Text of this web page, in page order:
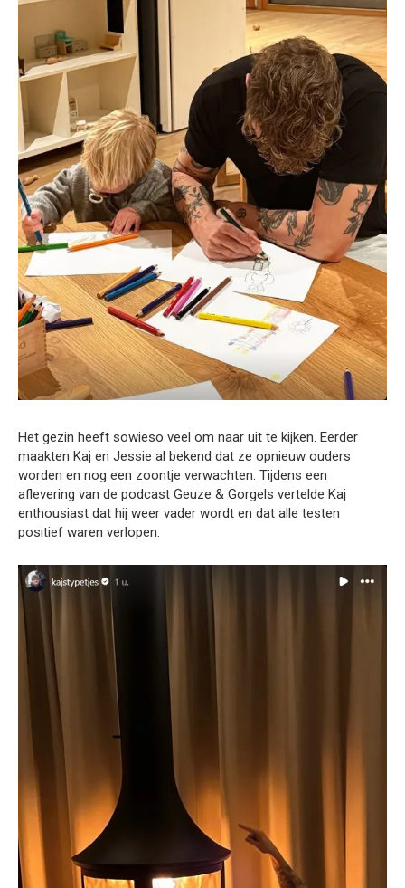
Het gezin heeft sowieso veel om naar uit te kijken. Eerder
maakten Kaj en Jessie al bekend dat ze opnieuw ouders
worden en nog een zoontje verwachten. Tijdens een
aflevering van de podcast Geuze & Gorgels vertelde Kaj
enthousiast dat hij weer vader wordt en dat alle testen
positief waren verlopen.